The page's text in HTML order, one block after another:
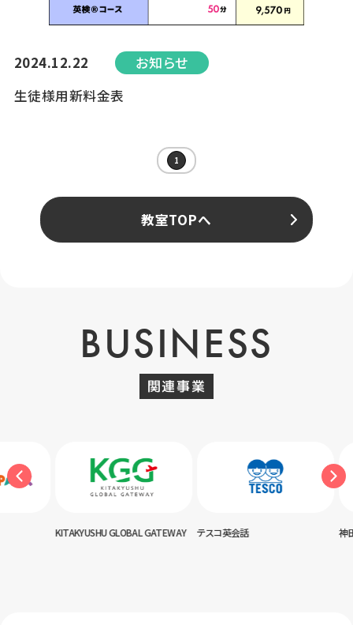
2024.12.22
お知らせ
生徒様用新料金表
1
教室TOPへ
BUSINESS
関連事業
GLOBAL GATEWAY テスコ英会話